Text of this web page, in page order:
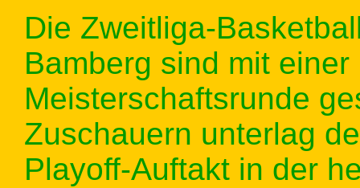
Die Zweitliga-
Bamberg sind mit
Meisterschaftsrunde
Zuschauern unterlag
Playoff-Auftakt in der